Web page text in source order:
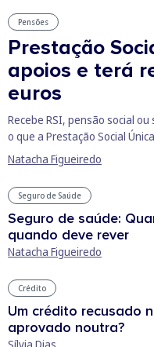
Pensões
Prestação
apoios e terá
euros
Recebe RSI, pensão social
o que a Prestação Social
Natacha Figueiredo
Seguro de Saúde
Seguro de saúde:
quando deve rever
Natacha Figueiredo
Crédito
Um crédito recusado
aprovado noutra?
Sílvia Dias